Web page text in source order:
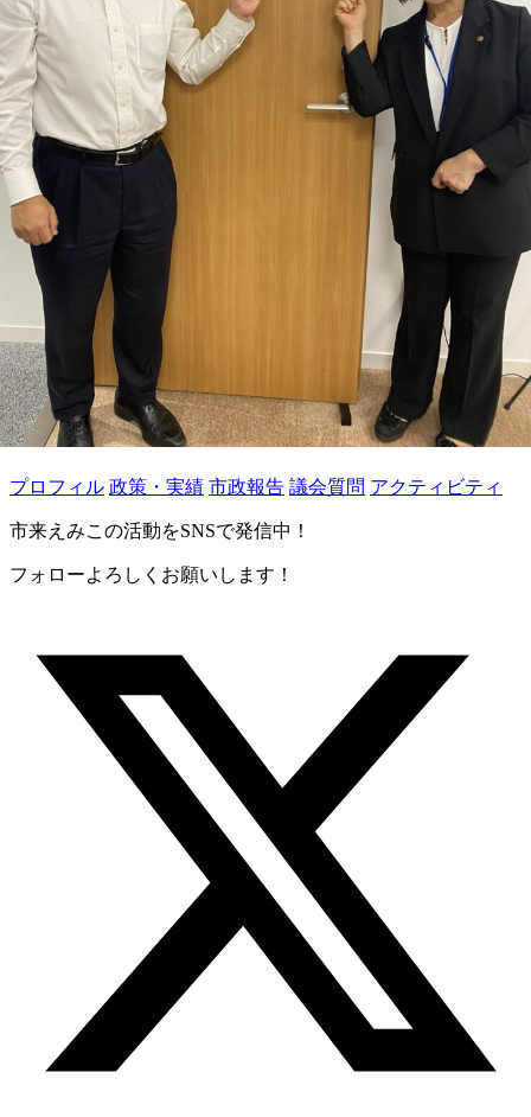
プロフィル 政策・実績 市政報告 議会質問 アクティビティ
市来えみこの活動をSNSで発信中！
フォローよろしくお願いします！